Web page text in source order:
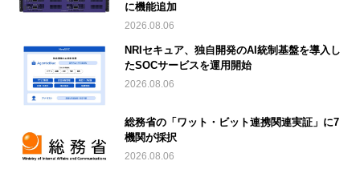
に機能追加
2026.08.06
NRIセキュア、独自開発のAI統制基盤を導入し
たSOCサービスを運用開始
2026.08.06
総務省の「ワット・ビット連携関連実証」に7
機関が採択
2026.08.06